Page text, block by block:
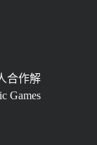
合作解
Games